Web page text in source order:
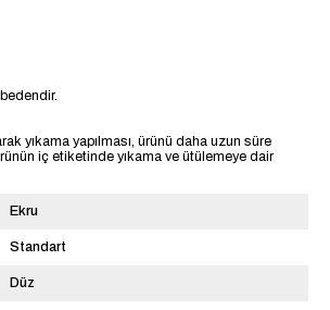
yıkama yapılması, ürünü daha uzun süre
iç etiketinde yıkama ve ütülemeye dair
Ekru
Standart
Düz